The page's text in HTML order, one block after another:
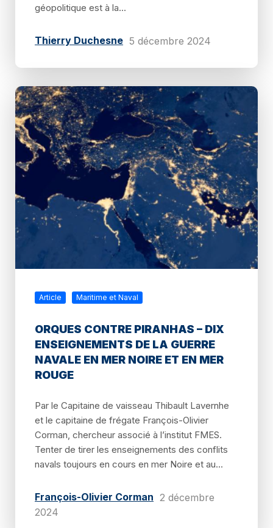
géopolitique est à la...
Thierry Duchesne 5 décembre 2024
Article Maritime et Naval
ORQUES CONTRE PIRANHAS – DIX
ENSEIGNEMENTS DE LA GUERRE
NAVALE EN MER NOIRE ET EN MER
ROUGE
Par le Capitaine de vaisseau Thibault Lavernhe
et le capitaine de frégate François-Olivier
Corman, chercheur associé à l’institut FMES.
Tenter de tirer les enseignements des conflits
navals toujours en cours en mer Noire et au...
François-Olivier Corman 2 décembre
2024